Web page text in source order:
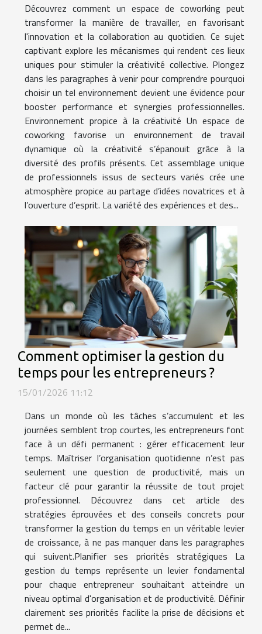
Découvrez comment un espace de coworking peut
transformer la manière de travailler, en favorisant
l'innovation et la collaboration au quotidien. Ce sujet
captivant explore les mécanismes qui rendent ces lieux
uniques pour stimuler la créativité collective. Plongez
dans les paragraphes à venir pour comprendre pourquoi
choisir un tel environnement devient une évidence pour
booster performance et synergies professionnelles.
Environnement propice à la créativité Un espace de
coworking favorise un environnement de travail
dynamique où la créativité s’épanouit grâce à la
diversité des profils présents. Cet assemblage unique
de professionnels issus de secteurs variés crée une
atmosphère propice au partage d’idées novatrices et à
l’ouverture d’esprit. La variété des expériences et des...
Comment optimiser la gestion du
temps pour les entrepreneurs ?
15/01/2026 11:12
Dans un monde où les tâches s’accumulent et les
journées semblent trop courtes, les entrepreneurs font
face à un défi permanent : gérer efficacement leur
temps. Maîtriser l’organisation quotidienne n’est pas
seulement une question de productivité, mais un
facteur clé pour garantir la réussite de tout projet
professionnel. Découvrez dans cet article des
stratégies éprouvées et des conseils concrets pour
transformer la gestion du temps en un véritable levier
de croissance, à ne pas manquer dans les paragraphes
qui suivent.Planifier ses priorités stratégiques La
gestion du temps représente un levier fondamental
pour chaque entrepreneur souhaitant atteindre un
niveau optimal d'organisation et de productivité. Définir
clairement ses priorités facilite la prise de décisions et
permet de...